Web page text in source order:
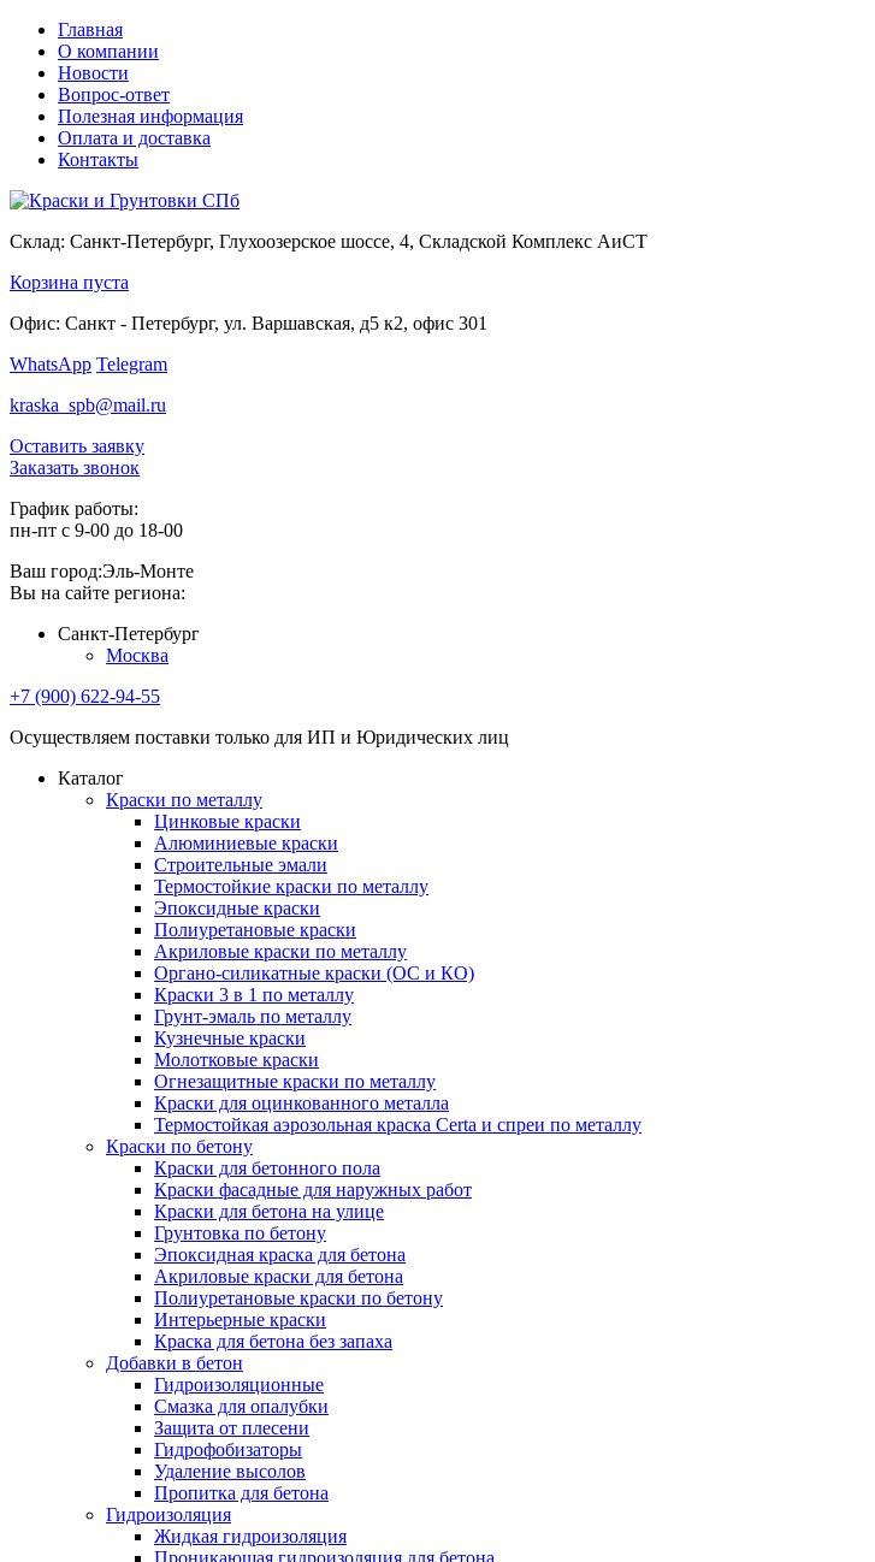
Главная
О компании
Новости
Вопрос-ответ
Полезная информация
Оплата и доставка
Контакты
Склад: Санкт-Петербург, Глухоозерское шоссе, 4, Складской Комплекс АиСТ
Корзина пуста
Офис: Санкт - Петербург, ул. Варшавская, д5 к2, офис 301
WhatsApp Telegram
kraska_spb@mail.ru
Оставить заявку
Заказать звонок
График работы:
пн-пт с 9-00 до 18-00
Ваш город:Эль-Монте
Вы на сайте региона:
Санкт-Петербург
Москва
+7 (900) 622-94-55
Осуществляем поставки только для ИП и Юридических лиц
Каталог
Краски по металлу
Цинковые краски
Алюминиевые краски
Строительные эмали
Термостойкие краски по металлу
Эпоксидные краски
Полиуретановые краски
Акриловые краски по металлу
Органо-силикатные краски (ОС и КО)
Краски 3 в 1 по металлу
Грунт-эмаль по металлу
Кузнечные краски
Молотковые краски
Огнезащитные краски по металлу
Краски для оцинкованного металла
Термостойкая аэрозольная краска Certa и спреи по металлу
Краски по бетону
Краски для бетонного пола
Краски фасадные для наружных работ
Краски для бетона на улице
Грунтовка по бетону
Эпоксидная краска для бетона
Акриловые краски для бетона
Полиуретановые краски по бетону
Интерьерные краски
Краска для бетона без запаха
Добавки в бетон
Гидроизоляционные
Смазка для опалубки
Защита от плесени
Гидрофобизаторы
Удаление высолов
Пропитка для бетона
Гидроизоляция
Жидкая гидроизоляция
Проникающая гидроизоляция для бетона